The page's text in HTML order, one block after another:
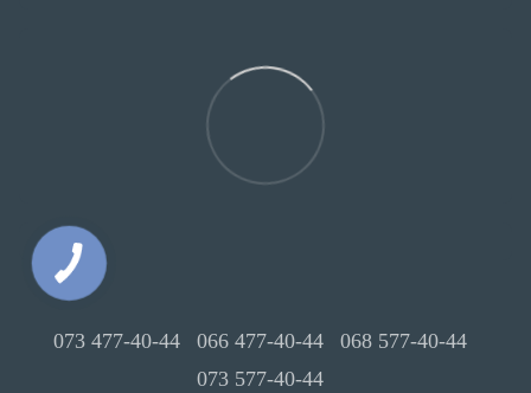
073 477-40-44 066 477-40-44
068 577-40-44
073 577-40-44